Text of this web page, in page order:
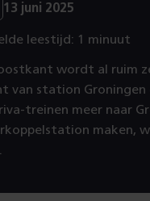
13 juni 2025
leestijd: 1 minuut
wordt al ruim
van station Groningen
treinen meer naar
maken,